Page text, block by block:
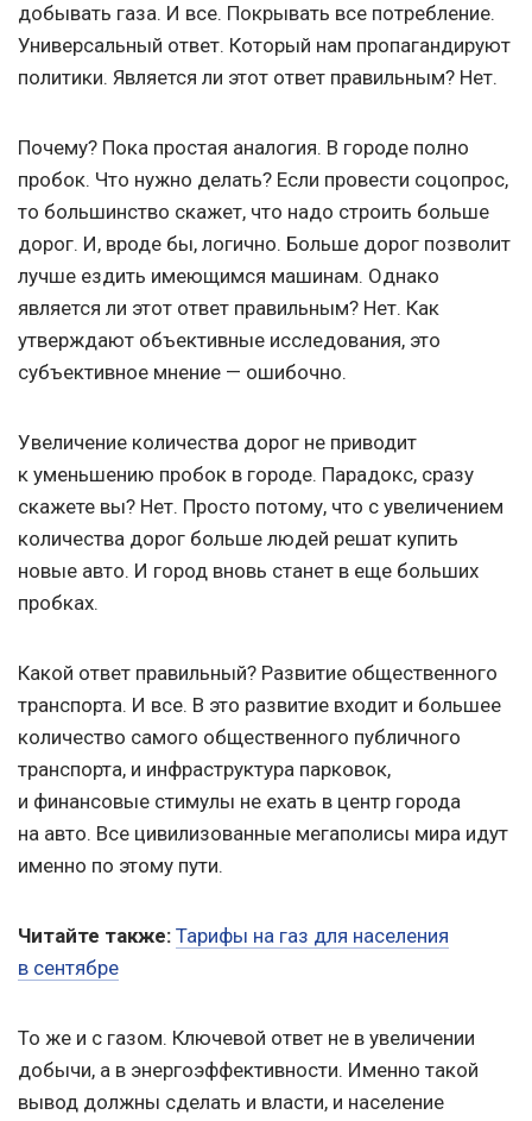
добывать газа. И все. Покрывать все потребление.
Универсальный ответ. Который нам пропагандируют
политики. Является ли этот ответ правильным? Нет.
Почему? Пока простая аналогия. В городе полно
пробок. Что нужно делать? Если провести соцопрос,
то большинство скажет, что надо строить больше
дорог. И, вроде бы, логично. Больше дорог позволит
лучше ездить имеющимся машинам. Однако
является ли этот ответ правильным? Нет. Как
утверждают объективные исследования, это
субъективное мнение — ошибочно.
Увеличение количества дорог не приводит
к уменьшению пробок в городе. Парадокс, сразу
скажете вы? Нет. Просто потому, что с увеличением
количества дорог больше людей решат купить
новые авто. И город вновь станет в еще больших
пробках.
Какой ответ правильный? Развитие общественного
транспорта. И все. В это развитие входит и большее
количество самого общественного публичного
транспорта, и инфраструктура парковок,
и финансовые стимулы не ехать в центр города
на авто. Все цивилизованные мегаполисы мира идут
именно по этому пути.
Читайте также: Тарифы на газ для населения
в сентябре
То же и с газом. Ключевой ответ не в увеличении
добычи, а в энергоэффективности. Именно такой
вывод должны сделать и власти, и население